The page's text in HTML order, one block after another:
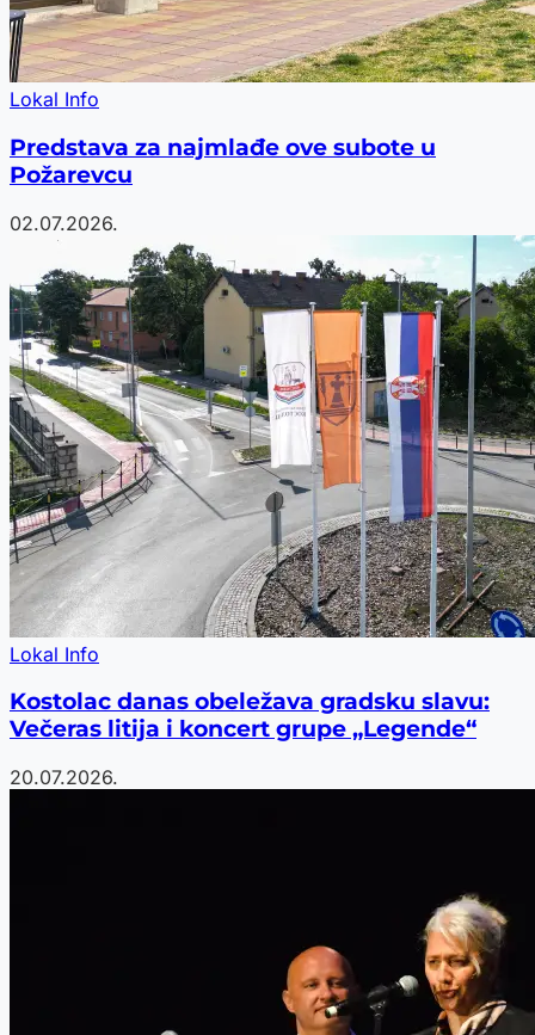
Lokal Info
Predstava za najmlađe ove subote u
Požarevcu
02.07.2026.
Lokal Info
Kostolac danas obeležava gradsku slavu:
Večeras litija i koncert grupe „Legende“
20.07.2026.